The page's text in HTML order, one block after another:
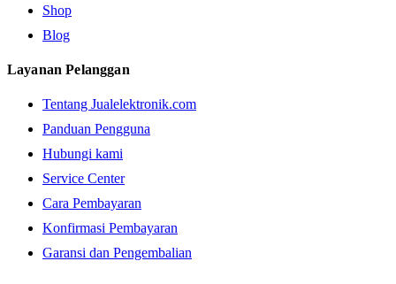
Shop
Blog
Layanan Pelanggan
Tentang Jualelektronik.com
Panduan Pengguna
Hubungi kami
Service Center
Cara Pembayaran
Konfirmasi Pembayaran
Garansi dan Pengembalian